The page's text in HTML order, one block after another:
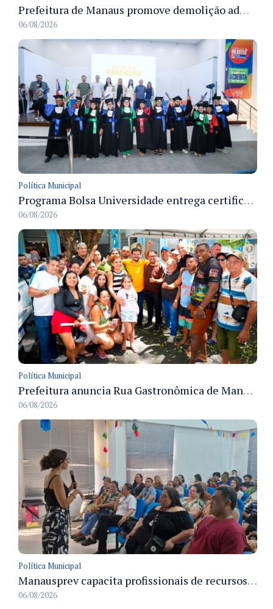
Prefeitura de Manaus promove demolição administrativa de cinco estruturas que ocupavam calçada pública
06/08/2026
Política Municipal
Programa Bolsa Universidade entrega certificados a formandos em Manaus na sede do Executivo municipal
06/08/2026
Política Municipal
Prefeitura anuncia Rua Gastronômica de Manaus e garante alternativas para 54 ambulantes cadastrados
06/08/2026
Política Municipal
Manausprev capacita profissionais de recursos humanos para agilizar concessão de aposentadorias no município
06/08/2026